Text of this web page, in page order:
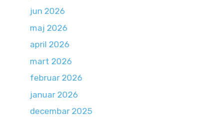
jun 2026
maj 2026
april 2026
mart 2026
februar 2026
januar 2026
decembar 2025